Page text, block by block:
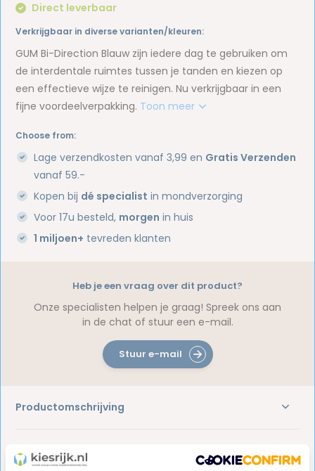
Direct leverbaar
Verkrijgbaar in diverse varianten/kleuren:
GUM Bi-Direction Blauw zijn iedere dag te gebruiken om
de interdentale ruimtes tussen je tanden en kiezen op
een effectieve wijze te reinigen. Nu verkrijgbaar in een
fijne voordeelverpakking. Toon meer
Choose from:
Lage verzendkosten vanaf 3,99 en Gratis Verzenden
vanaf 59.-
Kopen bij dé specialist in mondverzorging
Voor 17u besteld, morgen in huis
1 miljoen+ tevreden klanten
Productomschrijving
Reviews
Heb je een vraag over dit product?
Onze specialisten helpen je graag! Spreek ons aan
in de chat of stuur een e-mail.
Stuur e-mail